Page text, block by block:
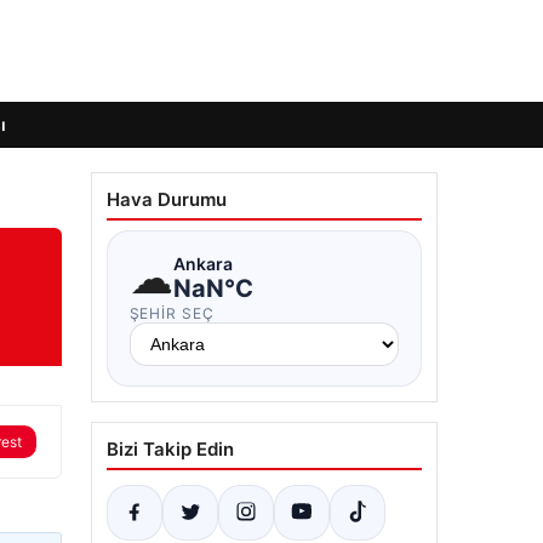
Hava Durumu
☁Ankara
NaN°C
ŞEHIR SEÇ
Bizi Takip Edin